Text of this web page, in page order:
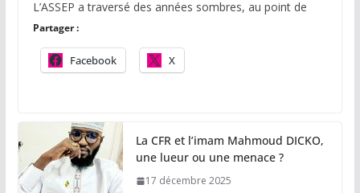
L’ASSEP a traversé des années sombres, au point de
Partager :
Facebook X
La CFR et l’imam Mahmoud DICKO,
une lueur ou une menace ?
17 décembre 2025